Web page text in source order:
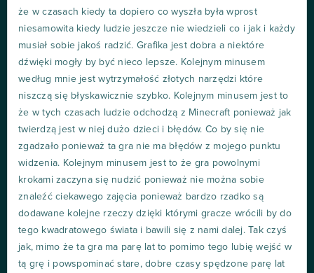
że w czasach kiedy ta dopiero co wyszła była wprost
niesamowita kiedy ludzie jeszcze nie wiedzieli co i jak i każdy
musiał sobie jakoś radzić. Grafika jest dobra a niektóre
dźwięki mogły by być nieco lepsze. Kolejnym minusem
według mnie jest wytrzymałość złotych narzędzi które
niszczą się błyskawicznie szybko. Kolejnym minusem jest to
że w tych czasach ludzie odchodzą z Minecraft ponieważ jak
twierdzą jest w niej dużo dzieci i błędów. Co by się nie
zgadzało ponieważ ta gra nie ma błędów z mojego punktu
widzenia. Kolejnym minusem jest to że gra powolnymi
krokami zaczyna się nudzić ponieważ nie można sobie
znaleźć ciekawego zajęcia ponieważ bardzo rzadko są
dodawane kolejne rzeczy dzięki którymi gracze wrócili by do
tego kwadratowego świata i bawili się z nami dalej. Tak czyś
jak, mimo że ta gra ma parę lat to pomimo tego lubię wejść w
tą grę i powspominać stare, dobre czasy spędzone parę lat